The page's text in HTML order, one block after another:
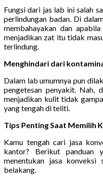
Fungsi dari jas lab ini salah
perlindungan badan. Di
membahayakan dan
menjadikan zat itu tidak
terlindung.
Menghindari dari
Dalam lab umumnya pun
pengetesan penyakit. Nah,
menjadikan kulit tidak
yang tengah di teliti.
Tips Penting Saat Memilih
Kamu tengah cari jasa
kantor? Berikut panduan
menentukan jasa
belakang.